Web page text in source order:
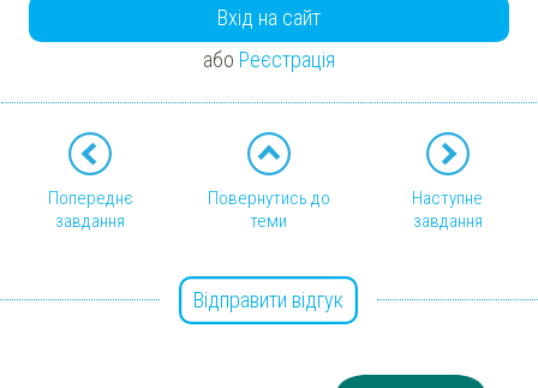
Вхід на сайт
або Реєстрація
Попереднє
завдання
Повернутись до
теми
Наступне
завдання
Відправити відгук